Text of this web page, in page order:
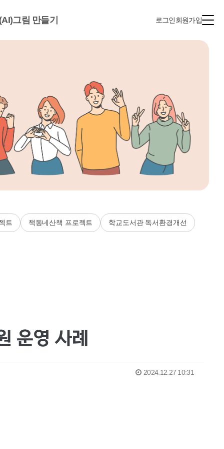
그림 만들기 로그인회원가입
트 책동네산책 프로젝트 학교도서관 독서환경개선
운영 사례
2024.12.27 10:31